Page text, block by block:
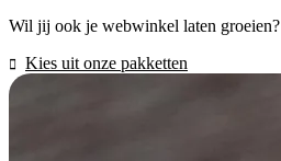
Wil jij ook je webwinkel laten groeien?
Kies uit onze pakketten